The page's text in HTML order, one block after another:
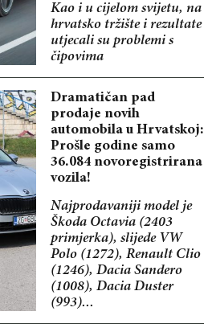
Kao i u cijelom svijetu, na
hrvatsko tržište i rezultate
utjecali su problemi s
čipovima
Dramatičan pad
prodaje novih
automobila u Hrvatskoj:
Prošle godine samo
36.084 novoregistrirana
vozila!
Najprodavaniji model je
Škoda Octavia (2403
primjerka), slijede VW
Polo (1272), Renault Clio
(1246), Dacia Sandero
(1008), Dacia Duster
(993)...